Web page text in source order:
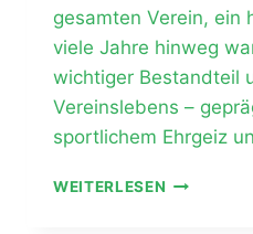
gesamten Verein, ein
viele Jahre hinweg
wichtiger Bestandteil
Vereinslebens –
sportlichem Ehrgeiz
WEITERLESEN DANKE